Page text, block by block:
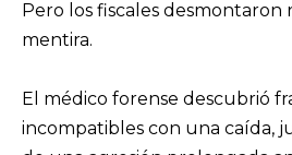
Pero los fiscales desmontaron
mentira.
El médico forense descubrió
incompatibles con una caída,